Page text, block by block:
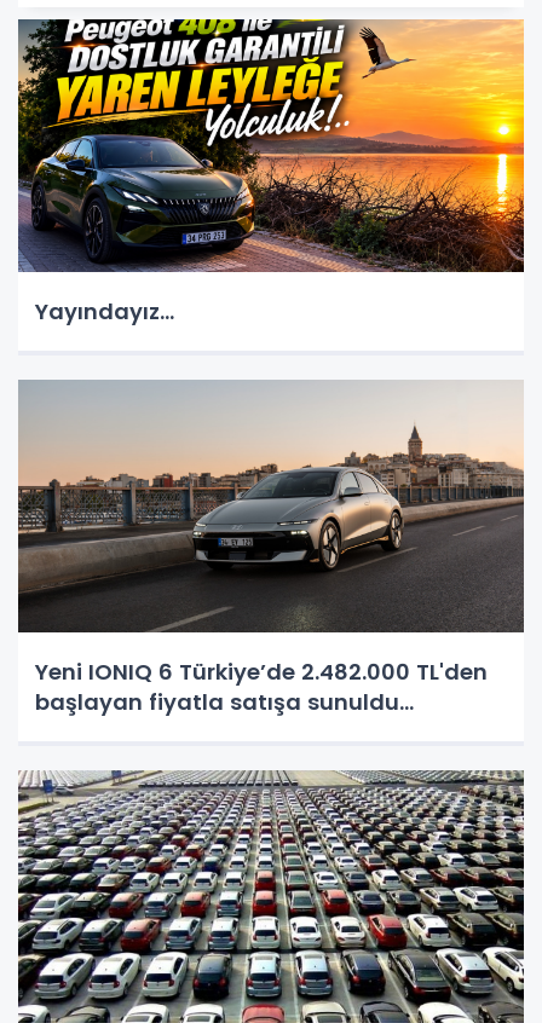
Yayındayız...
Yeni IONIQ 6 Türkiye’de 2.482.000 TL'den
başlayan fiyatla satışa sunuldu...